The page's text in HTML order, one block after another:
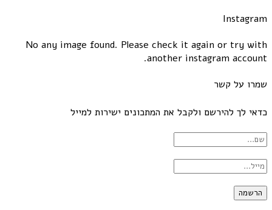
Instagram
No any image found. Please check it again or try with
another instagram account.
שמרו על קשר
כדאי לך להירשם ולקבל את המתכונים ישירות למייל